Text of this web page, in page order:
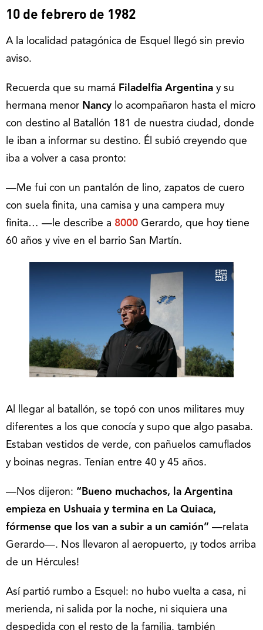
10 de febrero de 1982
A la localidad patagónica de Esquel llegó sin previo
aviso.
Recuerda que su mamá Filadelfia Argentina y su
hermana menor Nancy lo acompañaron hasta el micro
con destino al Batallón 181 de nuestra ciudad, donde
le iban a informar su destino. Él subió creyendo que
iba a volver a casa pronto:
—Me fui con un pantalón de lino, zapatos de cuero
con suela finita, una camisa y una campera muy
finita… —le describe a 8000 Gerardo, que hoy tiene
60 años y vive en el barrio San Martín.
Al llegar al batallón, se topó con unos militares muy
diferentes a los que conocía y supo que algo pasaba.
Estaban vestidos de verde, con pañuelos camuflados
y boinas negras. Tenían entre 40 y 45 años.
—Nos dijeron: “Bueno muchachos, la Argentina
empieza en Ushuaia y termina en La Quiaca,
fórmense que los van a subir a un camión” —relata
Gerardo—. Nos llevaron al aeropuerto, ¡y todos arriba
de un Hércules!
Así partió rumbo a Esquel: no hubo vuelta a casa, ni
merienda, ni salida por la noche, ni siquiera una
despedida con el resto de la familia, también